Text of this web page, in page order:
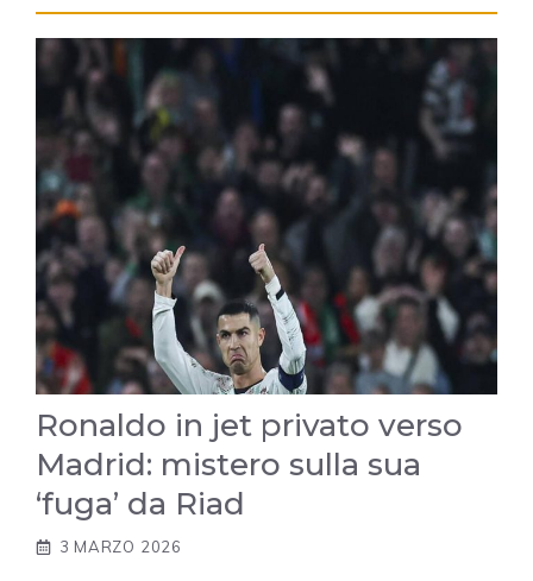
Ronaldo in jet privato verso
Madrid: mistero sulla sua
‘fuga’ da Riad
3 MARZO 2026